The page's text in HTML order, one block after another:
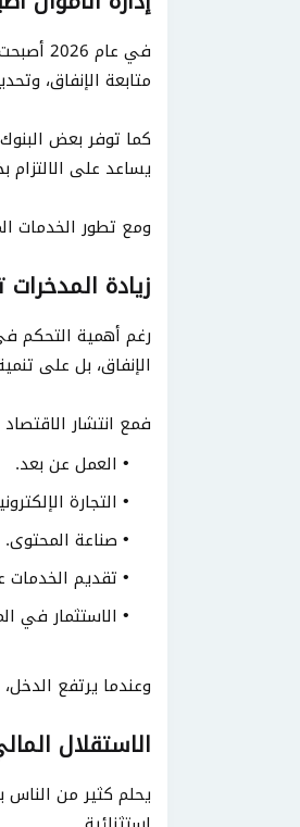
في
متابعة الإنفاق،
كما توفر بعض
يساعد على الالتزام
ومع تطور الخدمات
زيادة
رغم أهمية التحكم
الإنفاق، بل على
فمع انتشار
العمل عن بعد.
التجارة
صناعة المحتوى.
تقديم الخدمات
الاستثمار في
وعندما يرتفع
الاستقلال
يحلم كثير من